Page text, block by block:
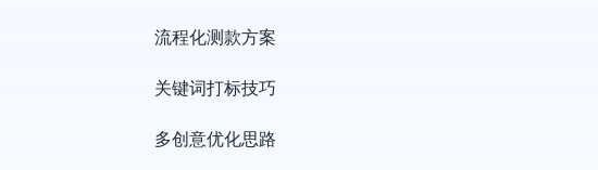
流程化测款方案
关键词打标技巧
多创意优化思路